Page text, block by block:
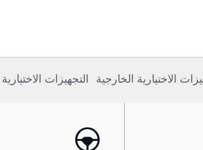
الاختيارية الخارجية التجهيزات